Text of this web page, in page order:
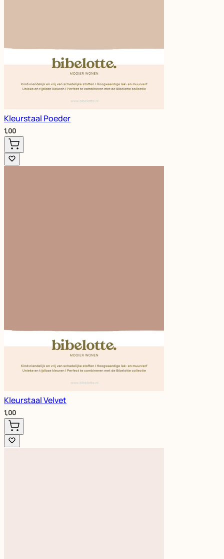
Kleurstaal Poeder
1,00
Kleurstaal Velvet
1,00